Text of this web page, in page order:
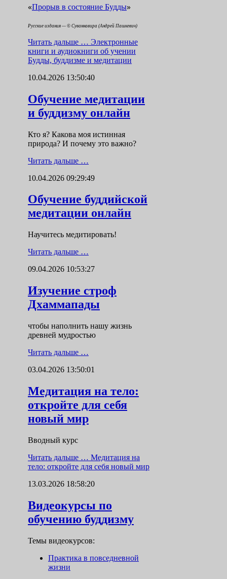
«Прорыв в состояние Будды»
Русские издания — © Суваннавира (Андрей Пашкевич)
Читать дальше … Электронные
книги и аудиокниги об учении
Будды, буддизме и медитации
10.04.2026 13:50:40
Обучение медитации
и буддизму онлайн
Кто я? Какова моя истинная
природа? И почему это важно?
Читать дальше …
10.04.2026 09:29:49
Обучение буддийской
медитации онлайн
Научитесь медитировать!
Читать дальше …
09.04.2026 10:53:27
Изучение строф
Дхаммапады
чтобы наполнить нашу жизнь
древней мудростью
Читать дальше …
03.04.2026 13:50:01
Медитация на тело:
откройте для себя
новый мир
Вводный курс
Читать дальше … Медитация на
тело: откройте для себя новый мир
13.03.2026 18:58:20
Видеокурсы по
обучению буддизму
Темы видеокурсов:
Практика в повседневной
жизни